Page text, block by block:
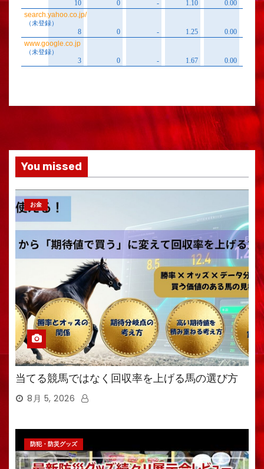
You missed
お金
当てる競馬ではなく回収率を上げる馬の選び方
8月 5, 2026
防犯・防災グッズ